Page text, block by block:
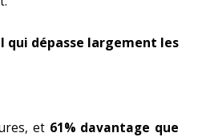
qui dépasse largement les
et 61% davantage que